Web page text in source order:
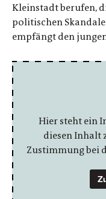
Kleinstadt berufen,
politischen
empfängt den
Hier steht ein
diesen Inhalt
Zustimmung bei